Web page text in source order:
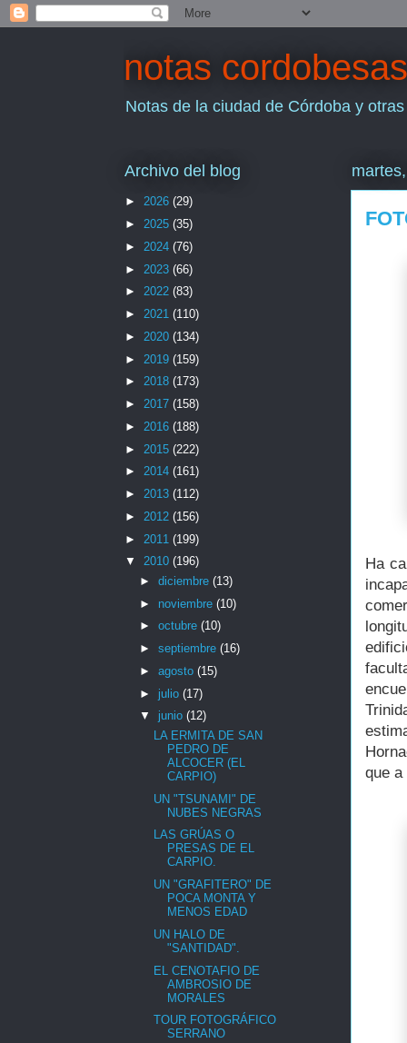
notas cordobesas
Notas de la ciudad de Córdoba y
Ha
que
Archivo del blog
► 2026 (29)
► 2025 (35)
► 2024 (76)
► 2023 (66)
► 2022 (83)
► 2021 (110)
► 2020 (134)
► 2019 (159)
► 2018 (173)
► 2017 (158)
► 2016 (188)
► 2015 (222)
► 2014 (161)
► 2013 (112)
► 2012 (156)
► 2011 (199)
▼ 2010 (196)
► diciembre (13)
► noviembre (10)
► octubre (10)
► septiembre (16)
► agosto (15)
► julio (17)
▼ junio (12)
LA ERMITA DE SAN
PEDRO DE
ALCOCER (EL
CARPIO)
UN "TSUNAMI" DE
NUBES NEGRAS
LAS GRÚAS O
PRESAS DE EL
CARPIO.
UN "GRAFITERO" DE
POCA MONTA Y
MENOS EDAD
UN HALO DE
"SANTIDAD".
EL CENOTAFIO DE
AMBROSIO DE
MORALES
TOUR FOTOGRÁFICO
SERRANO